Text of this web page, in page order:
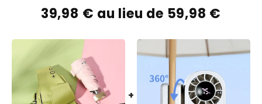
39,98 € au lieu de 59,98 €